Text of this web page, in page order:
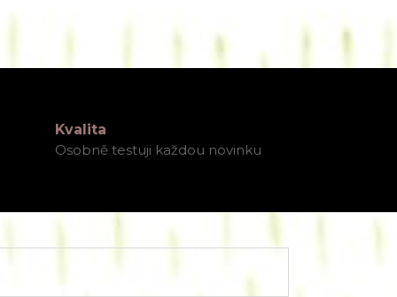
Kvalita
Osobně testuji každou novinku